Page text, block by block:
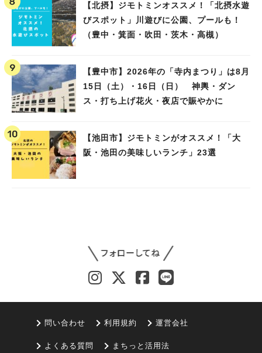
【北摂】ジモトミンオススメ！「北摂水遊
びスポット」川遊びに公園、プールも！
（豊中・箕面・吹田・茨木・高槻）
【豊中市】2026年の「寺内まつり」は8月
15日（土）・16日（日） 神輿・ダン
ス・打ち上げ花火・夜店で賑やかに
【池田市】ジモトミンがオススメ！「大
阪・池田の美味しいランチ」23選
問い合わせ 利用規約 運営会社
よくある質問 まちっと活用法